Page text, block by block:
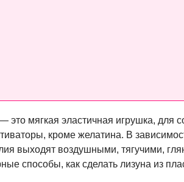
мягкая эластичная игрушка, для
кроме желатина. В
выходят воздушными, тягучими,
способы, как сделать лизуна из